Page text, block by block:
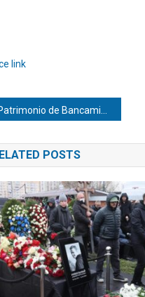
link
de Bancamiga es el de mayor crecimiento de la banca en el último año
POSTS